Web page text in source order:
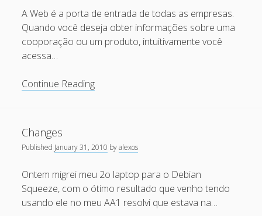
July 2011
June 2011
May 2011
April 2011
January 2011
October 2010
September 2010
–
Sistema
(
Updated
A Web é a porta de entrada de todas as empresas.
Quando você deseja obter informações sobre uma
cooporação ou um produto, intuitivamente você
acessa…
Continue ReadingInfraestrutura
–
Changes
Published January 31, 2010 byalexos
Ontem migrei meu 2o laptop para o Debian
Squeeze, com o ótimo resultado que venho tendo
usando ele no meu AA1 resolvi que estava na…